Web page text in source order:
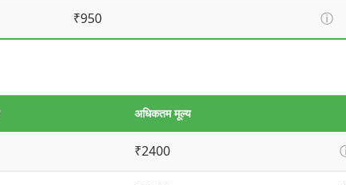
₹950 ⓘ
अधिकतम मूल्य
₹2400